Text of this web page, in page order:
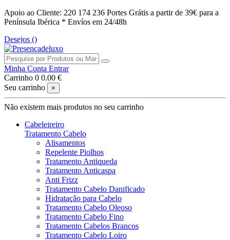
Apoio ao Cliente: 220 174 236 Portes Grátis a partir de 39€ para a
Península Ibérica * Envíos em 24/48h
Desejos ()
Minha Conta Entrar
Carrinho 0 0.00 €
Seu carrinho
×
Não existem mais produtos no seu carrinho
Cabeleireiro
Tratamento Cabelo
Alisamentos
Repelente Piolhos
Tratamento Antiqueda
Tratamento Anticaspa
Anti Frizz
Tratamento Cabelo Danificado
Hidratação para Cabelo
Tratamento Cabelo Oleoso
Tratamento Cabelo Fino
Tratamento Cabelos Brancos
Tratamento Cabelo Loiro